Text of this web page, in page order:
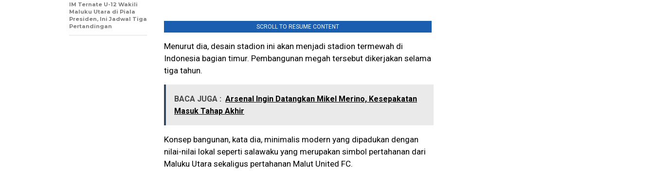
SCROLL TO RESUME CONTENT
Menurut dia, desain stadion ini akan menjadi stadion termewah di
Indonesia bagian timur. Pembangunan megah tersebut dikerjakan selama
tiga tahun.
BACA JUGA : Arsenal Ingin Datangkan Mikel Merino, Kesepakatan
Masuk Tahap Akhir
Konsep bangunan, kata dia, minimalis modern yang dipadukan dengan
nilai-nilai lokal seperti salawaku yang merupakan simbol pertahanan dari
Maluku Utara sekaligus pertahanan Malut United FC.
IM Ternate U-12 Wakili
Maluku Utara di Piala
Presiden, Ini Jadwal Tiga
Pertandingan